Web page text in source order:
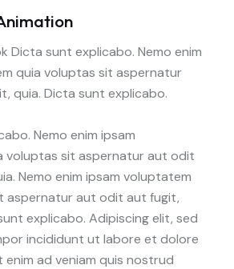
Dicta sunt explicabo. Nemo enim
quia voluptas sit aspernatur
quia. Dicta sunt explicabo.
Nemo enim ipsam
voluptas sit aspernatur aut odit
Nemo enim ipsam voluptatem
aspernatur aut odit aut fugit,
explicabo. Adipiscing elit, sed
incididunt ut labore et dolore
enim ad veniam quis nostrud